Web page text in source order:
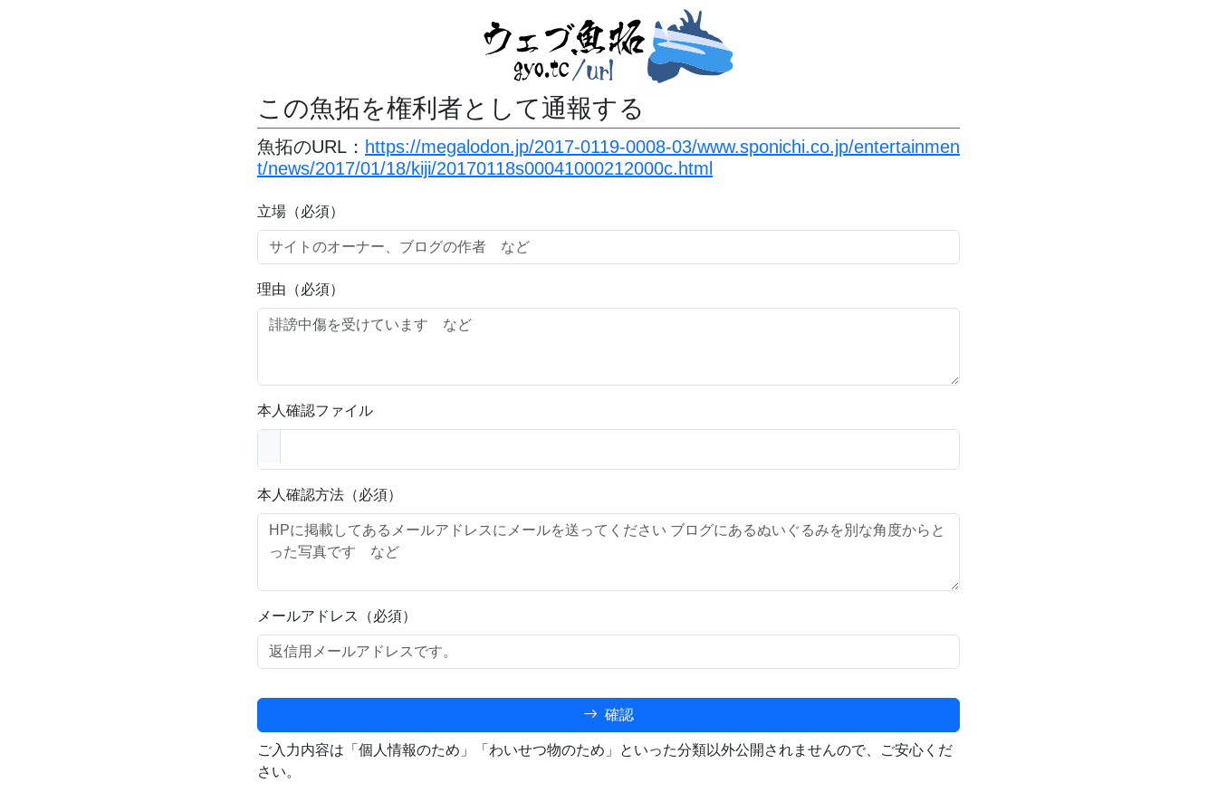
この魚拓を権利者として通報する
魚拓のURL： https://megalodon.jp/2017-0119-0008-03/www.sponichi.co.jp/entertainmen
t/news/2017/01/18/kiji/20170118s00041000212000c.html
立場（必須）
理由（必須）
本人確認ファイル
本人確認方法（必須）
メールアドレス（必須）
確認
ご入力内容は「個人情報のため」「わいせつ物のため」といった分類以外公開されませんので、ご安心くだ
さい。